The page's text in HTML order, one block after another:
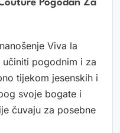
Pogodan Za
Viva la
pogodnim i za
tijekom jesenskih i
svoje bogate i
čuvaju za posebne